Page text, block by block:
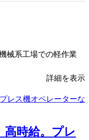
械系工場での軽作業
詳細を表示
高時給。プレ